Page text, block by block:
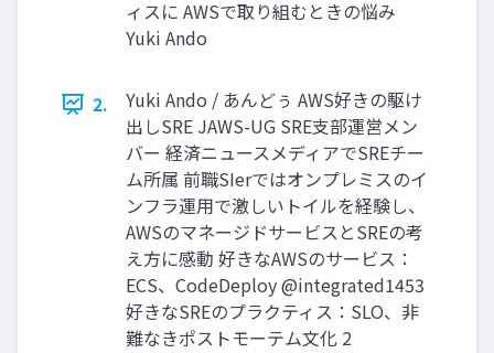
ィスに AWSで取り組むときの悩み
Yuki Ando
2.
Yuki Ando / あんどぅ AWS好きの駆け
出しSRE JAWS-UG SRE支部運営メン
バー 経済ニュースメディアでSREチー
ム所属 前職SIerではオンプレミスのイ
ンフラ運用で激しいトイルを経験し、
AWSのマネージドサービスとSREの考
え方に感動 好きなAWSのサービス：
ECS、CodeDeploy @integrated1453
好きなSREのプラクティス：SLO、非
難なきポストモーテム文化 2